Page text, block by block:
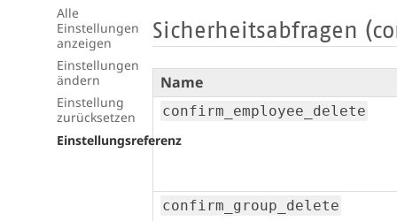
Alle
Einstellungen
anzeigen
Einstellungen
ändern
Einstellung
zurücksetzen
Einstellungsreferenz
Sicherheitsabfragen
Name
confirm_employee_delete
confirm_group_delete